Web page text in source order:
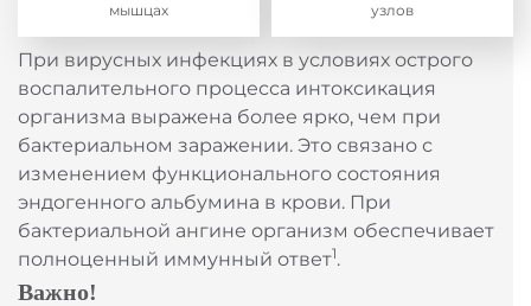
мышцах
узлов
При вирусных инфекциях в условиях острого
воспалительного процесса интоксикация
организма выражена более ярко, чем при
бактериальном заражении. Это связано с
изменением функционального состояния
эндогенного альбумина в крови. При
бактериальной ангине организм обеспечивает
полноценный иммунный ответ1.
Важно!